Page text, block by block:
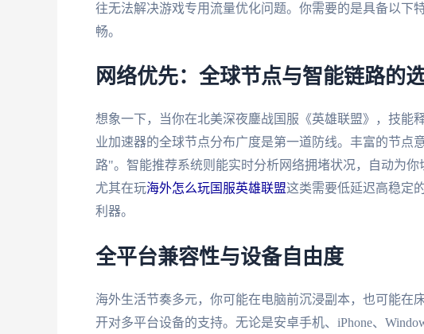
往无法解决游戏专用流量优化问题。你需要的是具备以下
畅。
网络优先：全球节点与智能链路的
想象一下，当你在北美深夜鏖战国服《英雄联盟》，技能
业加速器的全球节点分布广度是第一道防线。丰富的节点
路"。智能推荐系统则能实时分析网络拥堵状况，自动为你
尤其在玩海外怎么玩国服英雄联盟这类需要低延迟高稳定
利器。
全平台兼容性与设备自由度
海外生活节奏多元，你可能在电脑前沉浸副本，也可能在
开对多平台设备的支持。无论是安卓手机、iPhone、